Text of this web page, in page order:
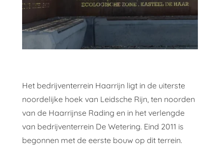
Het bedrijventerrein Haarrijn ligt in de uiterste
noordelijke hoek van Leidsche Rijn, ten noorden
van de Haarrijnse Rading en in het verlengde
van bedrijventerrein De Wetering. Eind 2011 is
begonnen met de eerste bouw op dit terrein.